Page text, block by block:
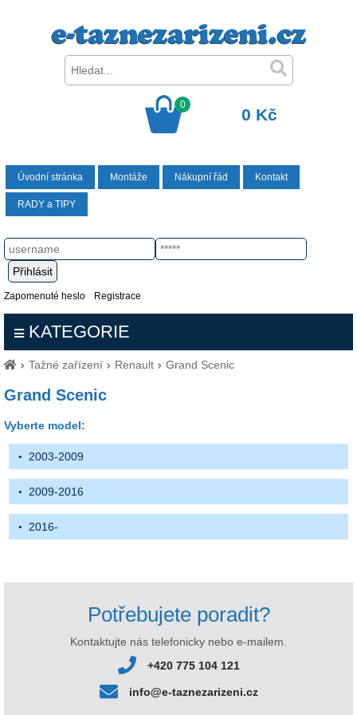
0
0 Kč
Úvodní stránka Montáže Nákupní řád Kontakt
RADY a TIPY
Zapomenuté heslo Registrace
KATEGORIE
Tažné zařízení Renault Grand Scenic
Grand Scenic
Vyberte model:
2003-2009
2009-2016
2016-
Potřebujete poradit?
Kontaktujte nás telefonicky nebo e-mailem.
+420 775 104 121
info@e-taznezarizeni.cz